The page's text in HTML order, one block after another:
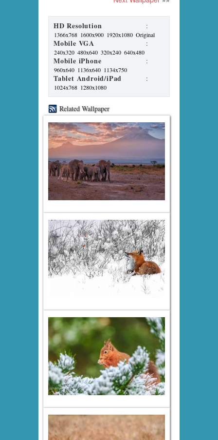
HD Resolution :
1366x768 1600x900 1920x1080 Original
Mobile VGA :
240x320 480x640 320x240 640x480
Mobile iPhone :
960x640 1136x640 1134x750
Tablet Android/iPad :
1024x768 1280x1080
Related Wallpaper